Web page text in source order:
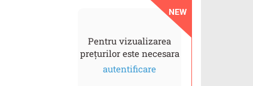
NEW
Pentru vizualizarea
prețurilor este necesara
autentificare